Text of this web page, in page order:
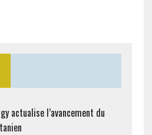
actualise l’avancement du